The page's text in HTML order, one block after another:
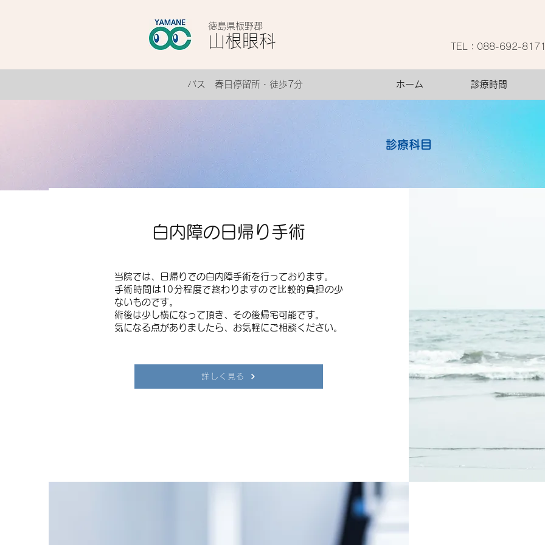
山根眼科
徳島県板野郡
TEL：088-692-
バス 春日停留所・徒歩7分 ホーム 診療時間
診療科目
白内障の日帰り手術
当院では、日帰りでの白内障手術を行っております。
手術時間は10分程度で終わりますので比較的負担の少
ないものです。
術後は少し横になって頂き、その後帰宅可能です。
​気になる点がありましたら、お気軽にご相談ください。
詳しく見る